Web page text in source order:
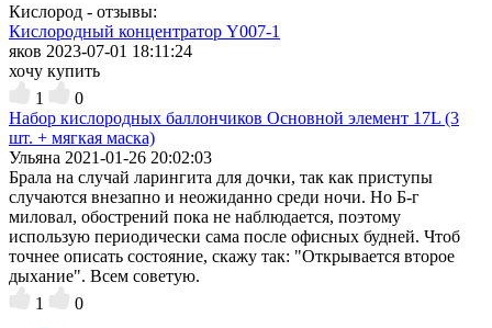
Кислород - отзывы:
Кислородный концентратор Y007-1
яков 2023-07-01 18:11:24
хочу купить
1
0
Набор кислородных баллончиков Основной элемент 17L (3
шт. + мягкая маска)
Ульяна 2021-01-26 20:02:03
Брала на случай ларингита для дочки, так как приступы
случаются внезапно и неожиданно среди ночи. Но Б-г
миловал, обострений пока не наблюдается, поэтому
использую периодически сама после офисных будней. Чтоб
точнее описать состояние, скажу так: "Открывается второе
дыхание". Всем советую.
1
0